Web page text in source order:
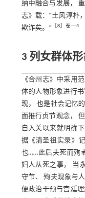
纳中融合与发展，
志》载：“土风淳朴
欺诈矣。”
8 ］卷一4
3 列女群体
《合州志》中采用
体的人物形象进行
现， 也是社会记忆
面推行贞节观念，
自入关以来就明确
据《清圣祖实录》
也……此后夫死而殉
妇人从死之事， 当
守节、 殉夫现象与
便政治干预与宫廷